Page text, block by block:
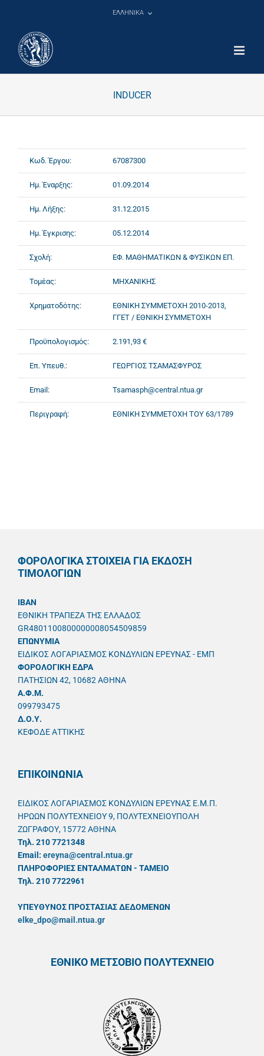
ΕΛΛΗΝΙΚΑ
INDUCER
Κωδ. Έργου: 67087300
Ημ. Έναρξης: 01.09.2014
Ημ. Λήξης: 31.12.2015
Ημ. Έγκρισης: 05.12.2014
Σχολή: ΕΦ. ΜΑΘΗΜΑΤΙΚΩΝ & ΦΥΣΙΚΩΝ ΕΠ.
Τομέας: ΜΗΧΑΝΙΚΗΣ
Χρηματοδότης:
ΕΘΝΙΚΗ ΣΥΜΜΕΤΟΧΗ 2010-2013,
ΓΓΕΤ / ΕΘΝΙΚΗ ΣΥΜΜΕΤΟΧΗ
Προϋπολογισμός: 2.191,93 €
Επ. Υπευθ.: ΓΕΩΡΓΙΟΣ ΤΣΑΜΑΣΦΥΡΟΣ
Email: Tsamasph@central.ntua.gr
Περιγραφή: ΕΘΝΙΚΗ ΣΥΜΜΕΤΟΧΗ ΤΟΥ 63/1789
ΦΟΡΟΛΟΓΙΚΑ ΣΤΟΙΧΕΙΑ ΓΙΑ ΕΚΔΟΣΗ
ΤΙΜΟΛΟΓΙΩΝ
IBAN
ΕΘΝΙΚΗ ΤΡΑΠΕΖΑ ΤΗΣ ΕΛΛΑΔΟΣ
GR4801100800000008054509859
ΕΠΩΝΥΜΙΑ
ΕΙΔΙΚΟΣ ΛΟΓΑΡΙΑΣΜΟΣ ΚΟΝΔΥΛΙΩΝ ΕΡΕΥΝΑΣ - ΕΜΠ
ΦΟΡΟΛΟΓΙΚΗ ΕΔΡΑ
ΠΑΤΗΣΙΩΝ 42, 10682 ΑΘΗΝΑ
A.Φ.Μ.
099793475
Δ.Ο.Υ.
ΚΕΦΟΔΕ ΑΤΤΙΚΗΣ
ΕΠΙΚΟΙΝΩΝΙΑ
ΕΙΔΙΚΟΣ ΛΟΓΑΡΙΑΣΜΟΣ ΚΟΝΔΥΛΙΩΝ ΕΡΕΥΝΑΣ Ε.Μ.Π.
ΗΡΩΩΝ ΠΟΛΥΤΕΧΝΕΙΟΥ 9, ΠΟΛΥΤΕΧΝΕΙΟΥΠΟΛΗ
ΖΩΓΡΑΦΟΥ, 15772 ΑΘΗΝΑ
Τηλ. 210 7721348
Email: ereyna@central.ntua.gr
ΠΛΗΡΟΦΟΡΙΕΣ ΕΝΤΑΛΜΑΤΩΝ - ΤΑΜΕΙΟ
Τηλ. 210 7722961
ΥΠΕΥΘYΝΟΣ ΠΡΟΣΤΑΣΙΑΣ ΔΕΔΟΜΕΝΩΝ
elke_dpo@mail.ntua.gr
ΕΘΝΙΚΟ ΜΕΤΣΟΒΙΟ ΠΟΛΥΤΕΧΝΕΙΟ